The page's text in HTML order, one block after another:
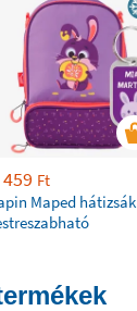
Ft
Maped hátizsák